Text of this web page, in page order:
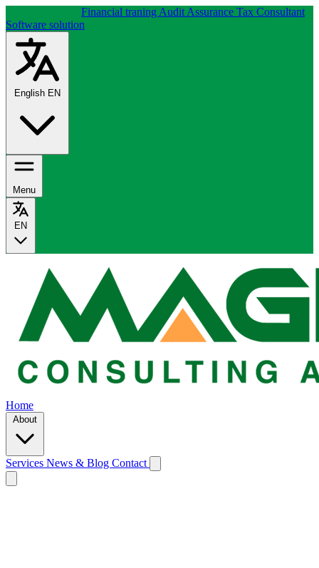
Financial traning Audit Assurance Tax Consultant
Software solution
English EN
Menu
EN
Home
About
Services News & Blog Contact